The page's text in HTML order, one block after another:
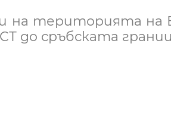
на територията на
до сръбската